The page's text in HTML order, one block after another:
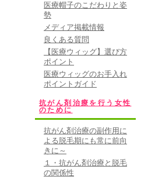
医療帽子のこだわりと姿
勢
メディア掲載情報
良くある質問
【医療ウィッグ】選び方
ポイント
医療ウィッグのお手入れ
ポイントガイド
抗がん剤治療を行う女性
のために
抗がん剤治療の副作用に
よる脱毛期にも常に前向
きに～
１・抗がん剤治療と脱毛
の関係性